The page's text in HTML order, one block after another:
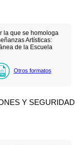
la que se homologa
Artísticas:
de la Escuela
Otros formatos
Y SEGURIDAD